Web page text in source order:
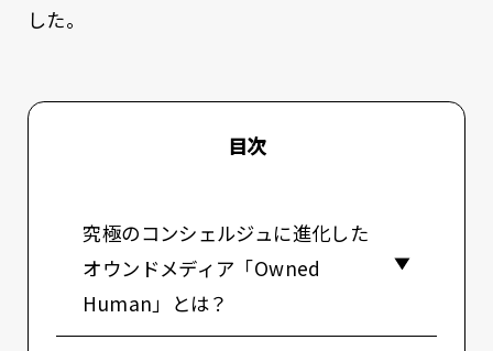
した。
目次
究極のコンシェルジュに進化した
オウンドメディア「Owned
Human」とは？